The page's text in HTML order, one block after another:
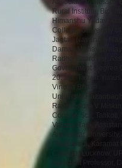
Associate Professor,
Rural Institute,
Himanshu Yadav,
College, University of
Jagtap Navanath
Damaji
Radha Bhardwaj,
Government Degree
20. Md. Tanwir
Vinoba Bhave
Raghvendra V
Comm& Sci.,
Varsha Rani,
Ambedkar University,
Chaturvedi, Karamat
College, Lucknow,
Assistant Professor,